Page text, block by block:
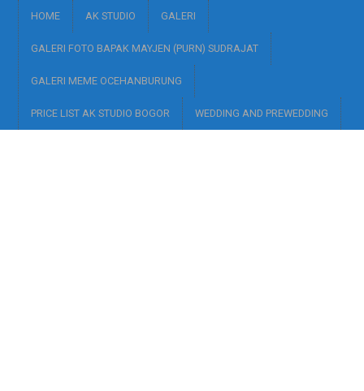
HOME AK STUDIO GALERI
GALERI FOTO BAPAK MAYJEN (PURN) SUDRAJAT
GALERI MEME OCEHANBURUNG
PRICE LIST AK STUDIO BOGOR WEDDING AND PREWEDDING